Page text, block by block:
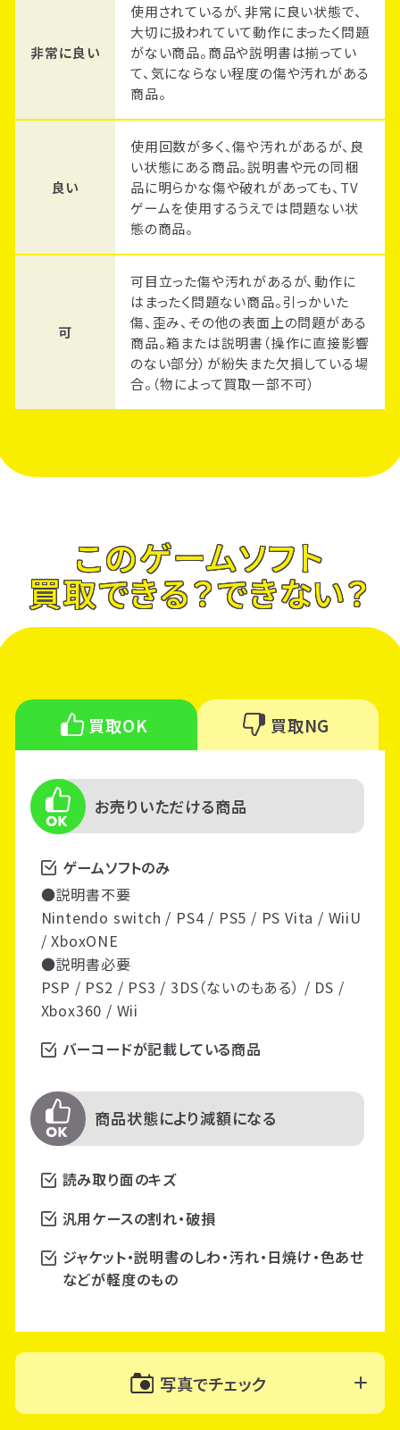
非常に良い
使用されているが、非常に良い状態で、
大切に扱われていて動作にまったく問題
がない商品。商品や説明書は揃ってい
て、気にならない程度の傷や汚れがある
商品。
良い
使用回数が多く、傷や汚れがあるが、良
い状態にある商品。説明書や元の同梱
品に明らかな傷や破れがあっても、TV
ゲームを使用するうえでは問題ない状
態の商品。
可
可目立った傷や汚れがあるが、動作に
はまったく問題ない商品。引っかいた
傷、歪み、その他の表面上の問題がある
商品。箱または説明書（操作に直接影響
のない部分）が紛失また欠損している場
合。（物によって買取一部不可）
このゲームソフト
買取できる？できない？
買取OK 買取NG
お売りいただける商品
ゲームソフトのみ
●説明書不要
Nintendo switch / PS4 / PS5 / PS Vita / WiiU
/ XboxONE
●説明書必要
PSP / PS2 / PS3 / 3DS（ないのもある） / DS /
Xbox360 / Wii
バーコードが記載している商品
商品状態により減額になる
読み取り面のキズ
汎用ケースの割れ・破損
ジャケット・説明書のしわ・汚れ・日焼け・色あせ
などが軽度のもの
写真でチェック